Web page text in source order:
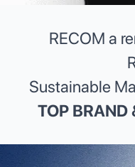
RECOM a
Sustainable
TOP BRAND